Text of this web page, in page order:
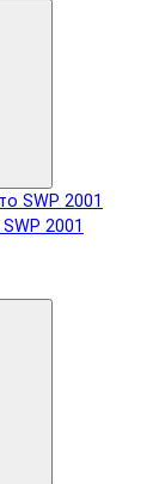
2001